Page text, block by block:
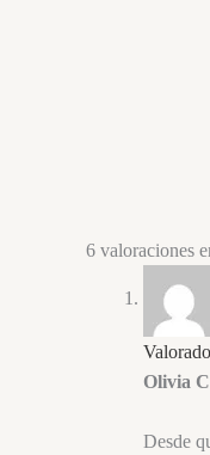
6 valoraciones
Olivia C
Desde